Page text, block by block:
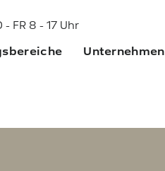
- FR 8 - 17 Uhr
Unternehmen